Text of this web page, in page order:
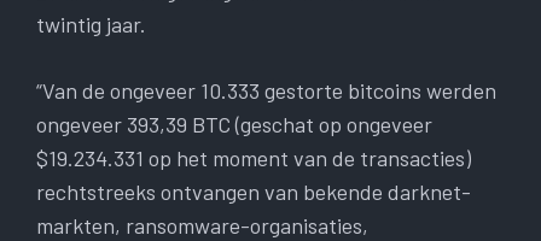
twintig jaar.
“Van de ongeveer 10.333 gestorte bitcoins werden
ongeveer 393,39 BTC (geschat op ongeveer
$19.234.331 op het moment van de transacties)
rechtstreeks ontvangen van bekende darknet-
markten, ransomware-organisaties,